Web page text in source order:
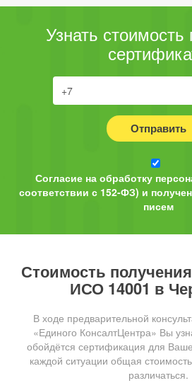
Узнать стоимость
Отправить
Согласие на обработку
соответствии с 152-ФЗ) и
писем
Стоимость
ИСО 14001 в
В ходе предварительной
«Единого КонсалтЦентра» Вы
обойдётся сертификация для
каждой ситуации общая
различаться.